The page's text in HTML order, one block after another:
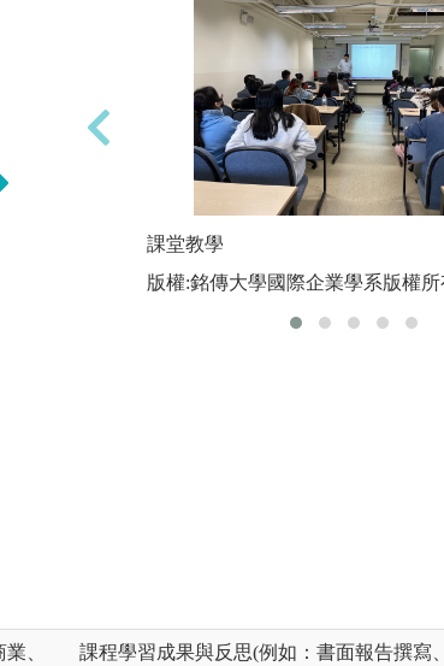
未上傳圖片
個案專題競賽：同學進行團隊分組，每組
導教授帶領同學進行真實企業問題解決(產
過程中除培養同學管理專業技能外，更進
課堂教學
版權:銘傳大學國際企業學系版權所
、
課程學習成果與反思(例如：書面報告撰寫